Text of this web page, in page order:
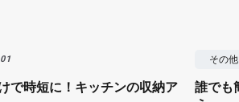
で時短に！キッチンの収納ア
その他
誰でも